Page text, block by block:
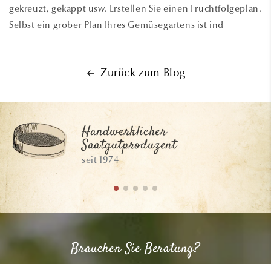
gekreuzt, gekappt usw. Erstellen Sie einen Fruchtfolgeplan.
Selbst ein grober Plan Ihres Gemüsegartens ist ind
Zurück zum Blog
Handwerklicher
Saatgutproduzent
seit 1974
Brauchen Sie Beratung?